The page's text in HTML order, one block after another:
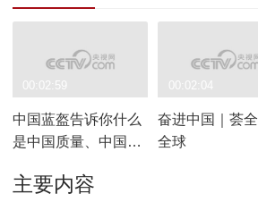
中国蓝盔告诉你什么
是中国质量、中国速
00:02:59
奋进中国｜荟
全球
00:02:04
主要内容